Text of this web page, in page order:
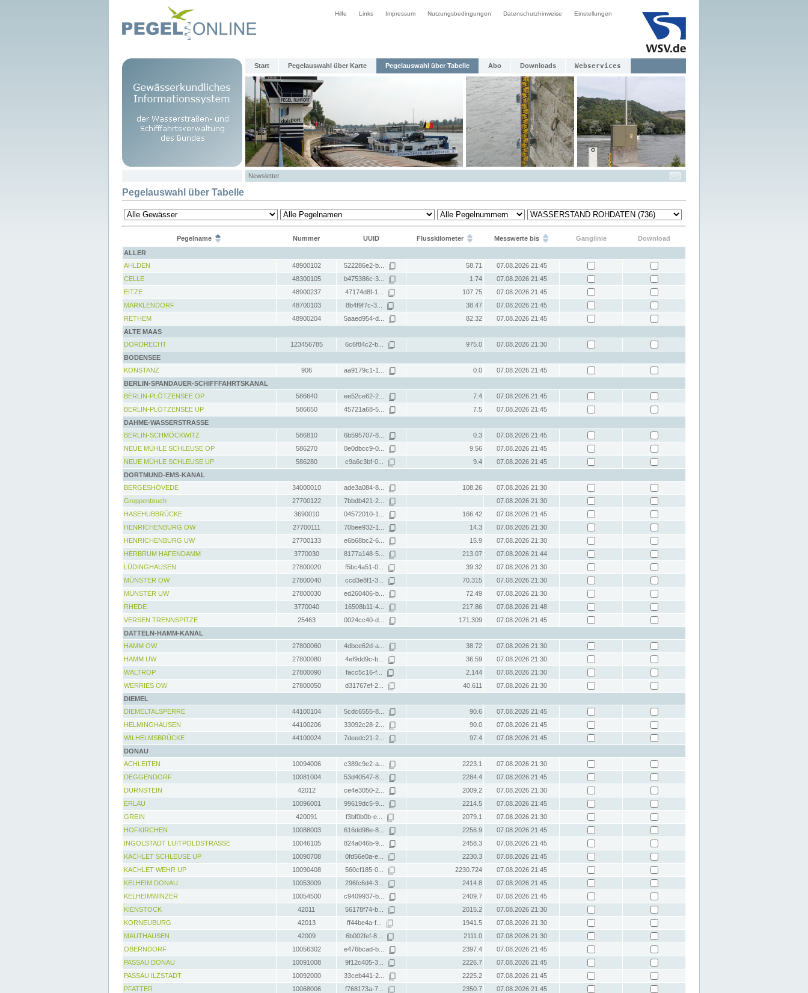
Hilfe Links Impressum Nutzungsbedingungen Datenschutzhinweise Einstellungen
Start Pegelauswahl über Karte Pegelauswahl über Tabelle Abo Downloads Webservices
Newsletter
Pegelauswahl über Tabelle
Pegelname Nummer UUID Flusskilometer Messwerte bis Ganglinie
Download
ALLER
AHLDEN
48900102 522286e2-b... 58.71
07.08.2026 21:45
CELLE
48300105 b475386c-3... 1.74
07.08.2026 21:45
EITZE
48900237 47174d8f-1... 107.75
07.08.2026 21:45
MARKLENDORF
48700103 8b4f9f7c-3... 38.47
07.08.2026 21:45
RETHEM
48900204 5aaed954-d... 82.32
07.08.2026 21:45
ALTE MAAS
DORDRECHT
123456785 6c6f84c2-b... 975.0
07.08.2026 21:30
BODENSEE
KONSTANZ
906 aa9179c1-1... 0.0
07.08.2026 21:45
BERLIN-SPANDAUER-SCHIFFFAHRTSKANAL
BERLIN-PLÖTZENSEE OP
586640 ee52ce62-2... 7.4
07.08.2026 21:45
BERLIN-PLÖTZENSEE UP
586650 45721a68-5... 7.5
07.08.2026 21:45
DAHME-WASSERSTRASSE
BERLIN-SCHMÖCKWITZ
586810 6b595707-8... 0.3
07.08.2026 21:45
NEUE MÜHLE SCHLEUSE OP
586270 0e0dbcc9-0... 9.56
07.08.2026 21:45
NEUE MÜHLE SCHLEUSE UP
586280 c9a6c3bf-0... 9.4
07.08.2026 21:45
DORTMUND-EMS-KANAL
BERGESHÖVEDE
34000010 ade3a084-8... 108.26
07.08.2026 21:30
Groppenbruch
27700122 7bbdb421-2...
07.08.2026 21:30
HASEHUBBRÜCKE
3690010 04572010-1... 166.42
07.08.2026 21:45
HENRICHENBURG OW
27700111 70bee932-1... 14.3
07.08.2026 21:30
HENRICHENBURG UW
27700133 e6b68bc2-6... 15.9
07.08.2026 21:30
HERBRUM HAFENDAMM
3770030 8177a148-5... 213.07
07.08.2026 21:44
LÜDINGHAUSEN
27800020 f5bc4a51-0... 39.32
07.08.2026 21:30
MÜNSTER OW
27800040 ccd3e8f1-3... 70.315
07.08.2026 21:30
MÜNSTER UW
27800030 ed260406-b... 72.49
07.08.2026 21:30
RHEDE
3770040 16508b11-4... 217.86
07.08.2026 21:48
VERSEN TRENNSPITZE
25463 0024cc40-d... 171.309
07.08.2026 21:45
DATTELN-HAMM-KANAL
HAMM OW
27800060 4dbce62d-a... 38.72
07.08.2026 21:30
HAMM UW
27800080 4ef9dd9c-b... 36.59
07.08.2026 21:30
WALTROP
27800090 facc5c16-f... 2.144
07.08.2026 21:30
WERRIES OW
27800050 d31767ef-2... 40.611
07.08.2026 21:30
DIEMEL
DIEMELTALSPERRE
44100104 5cdc6555-8... 90.6
07.08.2026 21:45
HELMINGHAUSEN
44100206 33092c28-2... 90.0
07.08.2026 21:45
WILHELMSBRÜCKE
44100024 7deedc21-2... 97.4
07.08.2026 21:45
DONAU
ACHLEITEN
10094006 c389c9e2-a... 2223.1
07.08.2026 21:30
DEGGENDORF
10081004 53d40547-8... 2284.4
07.08.2026 21:45
DÜRNSTEIN
42012 ce4e3050-2... 2009.2
07.08.2026 21:30
ERLAU
10096001 99619dc5-9... 2214.5
07.08.2026 21:45
GREIN
420091 f3bf0b0b-e... 2079.1
07.08.2026 21:30
HOFKIRCHEN
10088003 616dd98e-8... 2256.9
07.08.2026 21:45
INGOLSTADT LUITPOLDSTRASSE
10046105 824a046b-9... 2458.3
07.08.2026 21:45
KACHLET SCHLEUSE UP
10090708 0fd56e0a-e... 2230.3
07.08.2026 21:45
KACHLET WEHR UP
10090408 560cf185-0... 2230.724
07.08.2026 21:45
KELHEIM DONAU
10053009 296fc6d4-3... 2414.8
07.08.2026 21:45
KELHEIMWINZER
10054500 c9409937-b... 2409.7
07.08.2026 21:45
KIENSTOCK
42011 56178f74-b... 2015.2
07.08.2026 21:30
KORNEUBURG
42013 ff44be4a-f... 1941.5
07.08.2026 21:30
MAUTHAUSEN
42009 6b002fef-8... 2111.0
07.08.2026 21:30
OBERNDORF
10056302 e476bcad-b... 2397.4
07.08.2026 21:45
PASSAU DONAU
10091008 9f12c405-3... 2226.7
07.08.2026 21:45
PASSAU ILZSTADT
10092000 33ceb441-2... 2225.2
07.08.2026 21:45
PFATTER
10068006 f768173a-7... 2350.7
07.08.2026 21:45